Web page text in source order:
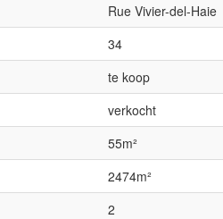
Rue Vivier-del-Haie
34
te koop
verkocht
55m²
2474m²
2